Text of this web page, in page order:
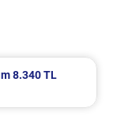
8.340 TL